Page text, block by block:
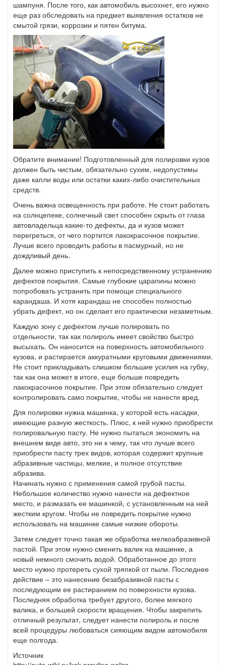
шампуня. После того, как автомобиль высохнет, его нужно
еще раз обследовать на предмет выявления остатков не
смытой грязи, коррозии и пятен битума.
Обратите внимание! Подготовленный для полировки кузов
должен быть чистым, обязательно сухим, недопустимы
даже капли воды или остатки каких-либо очистительных
средств.
Очень важна освещенность при работе. Не стоит работать
на солнцепеке, солнечный свет способен скрыть от глаза
автовладельца какие-то дефекты, да и кузов может
перегреться, от чего портится лакокрасочное покрытие.
Лучше всего проводить работы в пасмурный, но не
дождливый день.
Далее можно приступить к непосредственному устранению
дефектов покрытия. Самые глубокие царапины можно
попробовать устранить при помощи специального
карандаша. И хотя карандаш не способен полностью
убрать дефект, но он сделает его практически незаметным.
Каждую зону с дефектом лучше полировать по
отдельности, так как полироль имеет свойство быстро
высыхать. Он наносится на поверхность автомобильного
кузова, и растирается аккуратными круговыми движениями.
Не стоит прикладывать слишком большие усилия на губку,
так как она может в итоге, еще больше повредить
лакокрасочное покрытие. При этом обязательно следует
контролировать само покрытие, чтобы не нанести вред.
Для полировки нужна машинка, у которой есть насадки,
имеющие разную жесткость. Плюс, к ней нужно приобрести
полировальную пасту. Не нужно пытаться экономить на
внешнем виде авто, это ни к чему, так что лучше всего
приобрести пасту трех видов, которая содержит крупные
абразивные частицы, мелкие, и полное отсутствие
абразива.
Начинать нужно с применения самой грубой пасты.
Небольшое количество нужно нанести на дефектное
место, и размазать ее машинкой, с установленным на ней
жестким кругом. Чтобы не повредить покрытие нужно
использовать на машинке самые низкие обороты.
Затем следует точно такая же обработка мелкоабразивной
пастой. При этом нужно сменить валик на машинке, а
новый немного смочить водой. Обработанное до этого
место нужно протереть сухой тряпкой от пыли. Последнее
действие – это нанесение безабразивной пасты с
последующим ее растиранием по поверхности кузова.
Последняя обработка требует другого, более мягкого
валика, и большей скорости вращения. Чтобы закрепить
отличный результат, следует нанести полироль и после
всей процедуры любоваться сияющим видом автомобиля
еще полгода.
Источник